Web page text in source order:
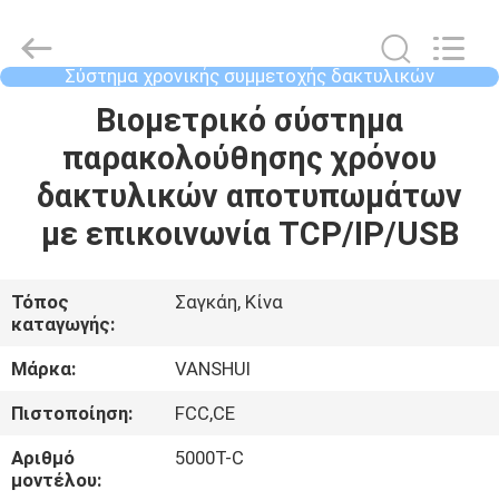
ΠΡΟΪΌΝΤΑ
ΒΊΝΤΕΟ
ΣΧΕΤΙΚΆ
ΜΕ
ΕΜΆΣ
ΕΠΙΣΚΕΨΉ
ENTERPRISE
COMPANY
LIMITED.
All
Σύστημα χρονικής συμμετοχής δακτυλικών
αποτυπωμάτων
Βιομετρικό σύστημα
παρακολούθησης χρόνου
δακτυλικών αποτυπωμάτων
με επικοινωνία TCP/IP/USB
Τόπος
καταγωγής:
Σαγκάη, Κίνα
Μάρκα:
VANSHUI
Πιστοποίηση:
FCC,CE
Αριθμό
μοντέλου:
5000T-C